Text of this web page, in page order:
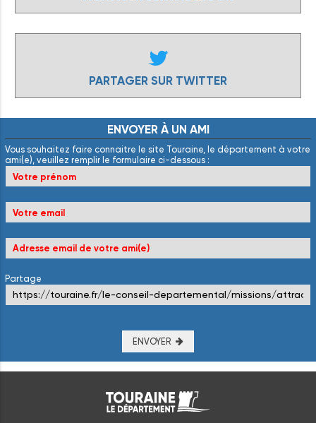
PARTAGER SUR TWITTER
ENVOYER À UN AMI
Vous souhaitez faire connaitre le site Touraine, le département à votre
ami(e), veuillez remplir le formulaire ci-dessous :
Partage
ENVOYER